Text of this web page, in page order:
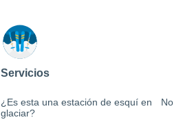
Servicios
¿Es esta una estación de esquí en
glaciar?
No